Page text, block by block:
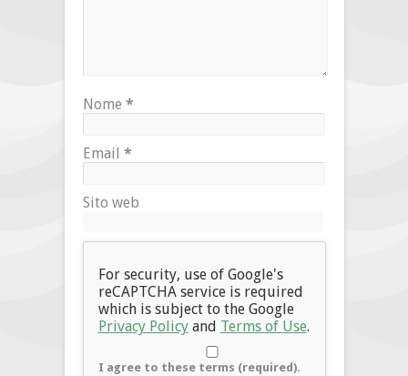
Nome *
Email *
Sito web
For security, use of Google's
reCAPTCHA service is required
which is subject to the Google
Privacy Policyand Terms of Use.
I agree to these terms (required).